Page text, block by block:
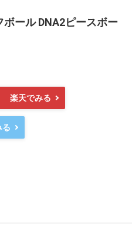
ール DNA2ピースボー
楽天でみる
る